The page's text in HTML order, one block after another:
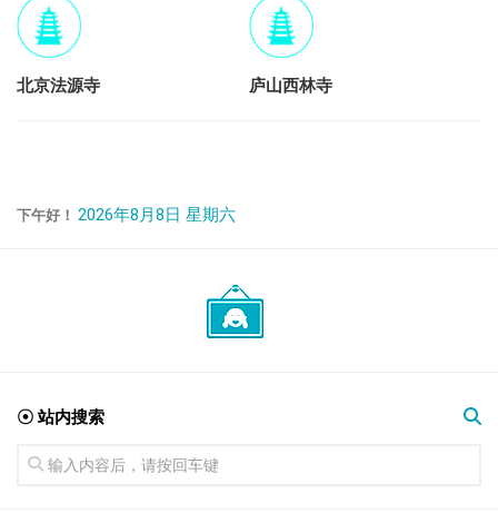
北京法源寺 庐山西林寺
下午好！ 2026年8月8日 星期六
☉ 站内搜索